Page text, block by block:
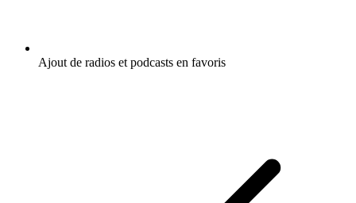
Ajout de radios et podcasts en favoris